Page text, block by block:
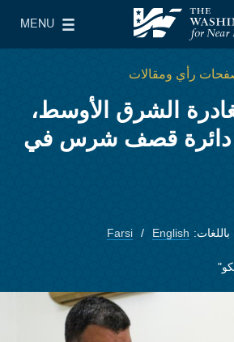
الشرق الأدنى
MENU
Main Menu
رأي ومقالات
الشرق الأوسط،
دائرة قصف شرس في
English
Farsi